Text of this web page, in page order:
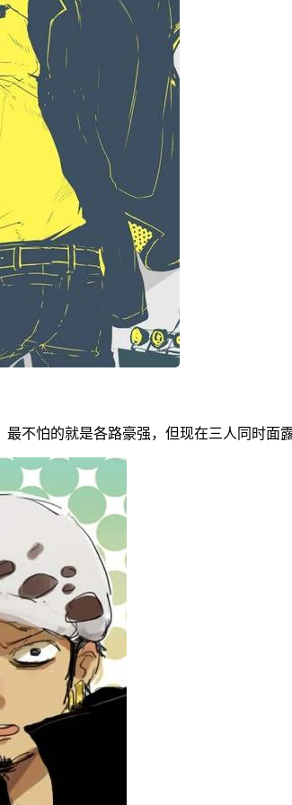
不怕的就是各路豪强，但现在三人同时面